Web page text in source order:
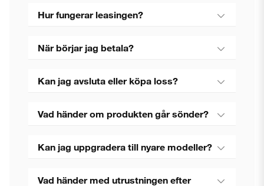
Hur fungerar leasingen?
När börjar jag betala?
Kan jag avsluta eller köpa loss?
Vad händer om produkten går sönder?
Kan jag uppgradera till nyare modeller?
Vad händer med utrustningen efter